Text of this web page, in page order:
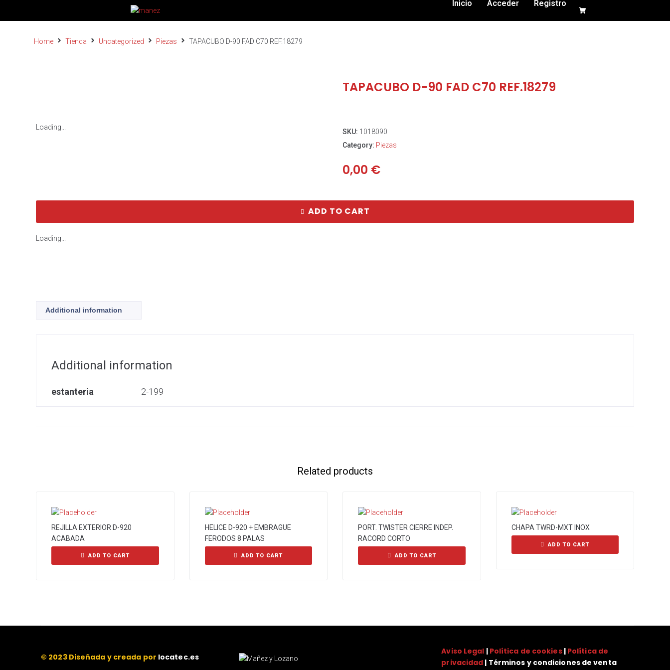
Inicio Acceder Registro
Home Tienda Uncategorized Piezas TAPACUBO D-90 FAD C70 REF.18279
Loading...
TAPACUBO D-90 FAD C70 REF.18279
SKU: 1018090
Category: Piezas
0,00 €
ADD TO CART
Loading...
Additional information
Additional information
estanteria 2-199
Related products
REJILLA EXTERIOR D-920
ACABADA
ADD TO CART
HELICE D-920 + EMBRAGUE
FERODOS 8 PALAS
ADD TO CART
PORT. TWISTER CIERRE INDEP.
RACORD CORTO
ADD TO CART
CHAPA TWRD-MXT INOX
ADD TO CART
© 2023 Diseñada y creada por locatec.es
Aviso Legal | Política de cookies| Política de
privacidad | Términos y condiciones de venta